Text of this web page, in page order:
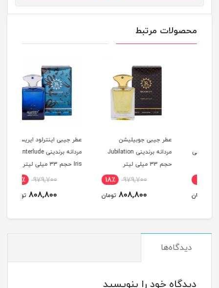
محصولات مرتبط
عطر جیبی جوبیلیشن
مردانه برندینی Jubilation
979,700 18٪
808,800 تومان
عطر جیبی اینترلود ایریس
مردانه برندینی Interlude
979,700 18٪
808,800 تومان
دیدگاه‌ها
دیدگاه خود را بنویسید